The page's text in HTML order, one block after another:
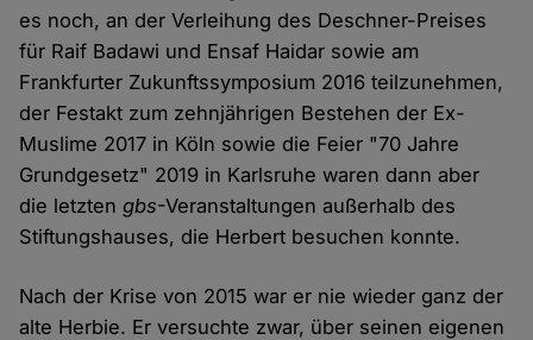
es noch, an der Verleihung des Deschner-Preises
für Raif Badawi und Ensaf Haidar sowie am
Frankfurter Zukunftssymposium 2016 teilzunehmen,
der Festakt zum zehnjährigen Bestehen der Ex-
Muslime 2017 in Köln sowie die Feier "70 Jahre
Grundgesetz" 2019 in Karlsruhe waren dann aber
die letztengbs-Veranstaltungen außerhalb des
Stiftungshauses, die Herbert besuchen konnte.
Nach der Krise von 2015 war er nie wieder ganz der
alte Herbie. Er versuchte zwar, über seinen eigenen